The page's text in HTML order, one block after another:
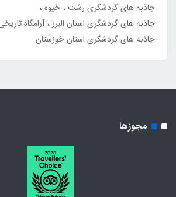
جاذبه های گردشگری رشت خیوه
جاذبه های گردشگری استان البرز
آرامگاه
جاذبه های گردشگری استان خوزستان
مجوزها